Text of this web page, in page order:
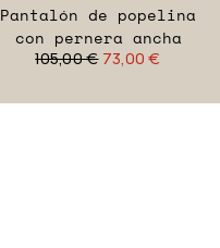
Pantalón de popelina
con pernera ancha
105,00 € 73,00 €